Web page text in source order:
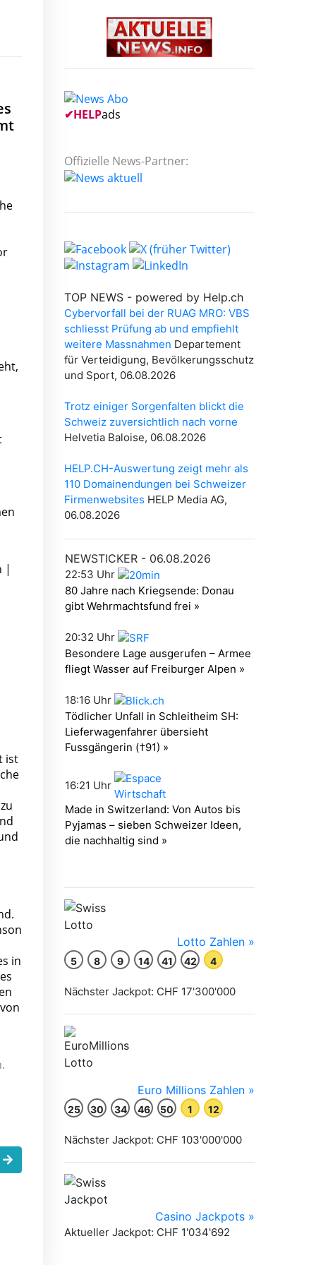
|
ist
in
✔HELPads
Offizielle News-Partner: